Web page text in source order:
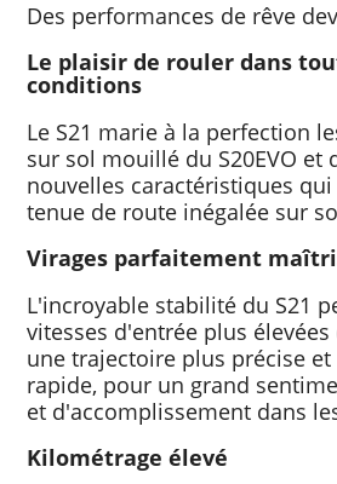
Des performances de rêve
Le plaisir de rouler dans
conditions
Le S21 marie à la perfection
sur sol mouillé du S20EVO et
nouvelles caractéristiques
tenue de route inégalée sur
Virages parfaitement
L'incroyable stabilité du S21
vitesses d'entrée plus élevées
une trajectoire plus précise
rapide, pour un grand
et d'accomplissement dans
Kilométrage élevé